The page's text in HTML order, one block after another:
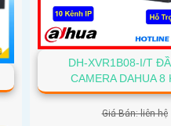
DH-XVR1B08-I/T
CAMERA DAHUA 8
Giá Bán: liên hệ